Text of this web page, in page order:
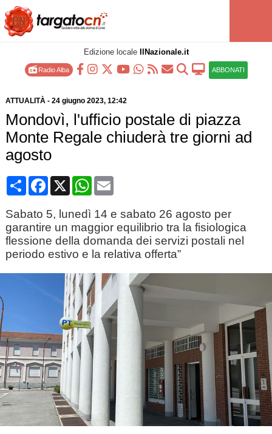
Edizione locale IlNazionale.it
Radio Alba ABBONATI
ATTUALITÀ- 24 giugno 2023, 12:42
Mondovì, l'ufficio postale di piazza
Monte Regale chiuderà tre giorni ad
agosto
CondividiFacebook
X WhatsApp
Email
Sabato 5, lunedì 14 e sabato 26 agosto per
garantire un maggior equilibrio tra la fisiologica
flessione della domanda dei servizi postali nel
periodo estivo e la relativa offerta”